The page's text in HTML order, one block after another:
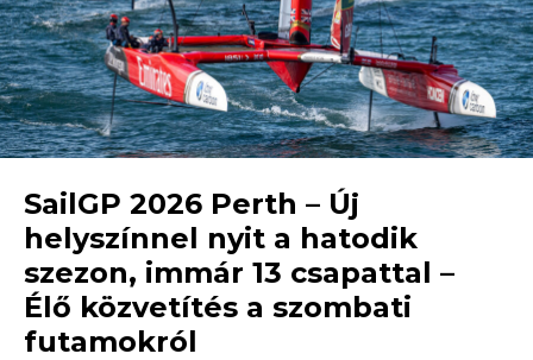
SailGP 2026 Perth – Új
helyszínnel nyit a hatodik
szezon, immár 13 csapattal –
Élő közvetítés a szombati
futamokról